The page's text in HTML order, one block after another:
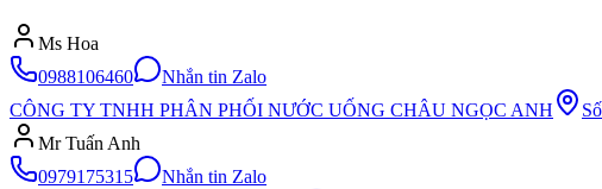
Ms Hoa
0988106460
Nhắn tin Zalo
CÔNG TY TNHH PHÂN PHỐI NƯỚC UỐNG CHÂU NGỌC ANH
Mr Tuấn Anh
0979175315
Nhắn tin Zalo